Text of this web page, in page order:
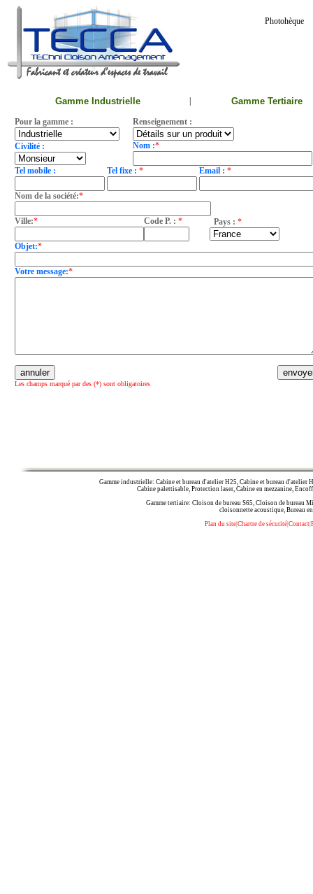
Photohèque
Gamme Industrielle Gamme Tertiaire
Pour la gamme : Renseignement :
Civilité : Nom :*
Tel mobile : Tel fixe : * Email : *
Nom de la société:*
Ville:* Code P. : * Pays : *
Objet:*
Votre message:*
Les champs marqué par des (*) sont obligatoires
Gamme industrielle: Cabine et bureau d'atelier H25, Cabine et bureau d'atelier
Cabine palettisable, Protection laser, Cabine en mezzanine,
Gamme tertiaire: Cloison de bureau S65, Cloison de bureau
cloisonnette acoustique, Bureau
Plan du site Chartre de sécurité Contact